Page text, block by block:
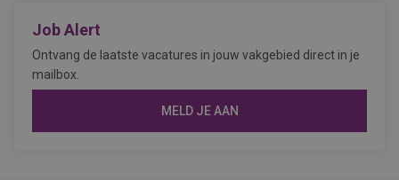
Job Alert
Ontvang de laatste vacatures in jouw vakgebied direct in je
mailbox.
MELD JE AAN